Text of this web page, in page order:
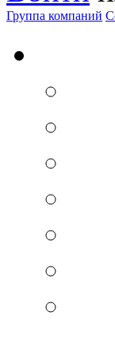
Группа компаний